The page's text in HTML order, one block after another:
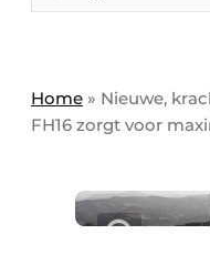
Bedrijven
Contact
Evenement
Meest gelezen
Home » Nieuwe,
FH16 zorgt voor